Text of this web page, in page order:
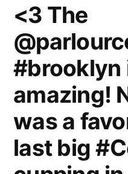
<3 The
#brooklyn
amazing!
was a
last big